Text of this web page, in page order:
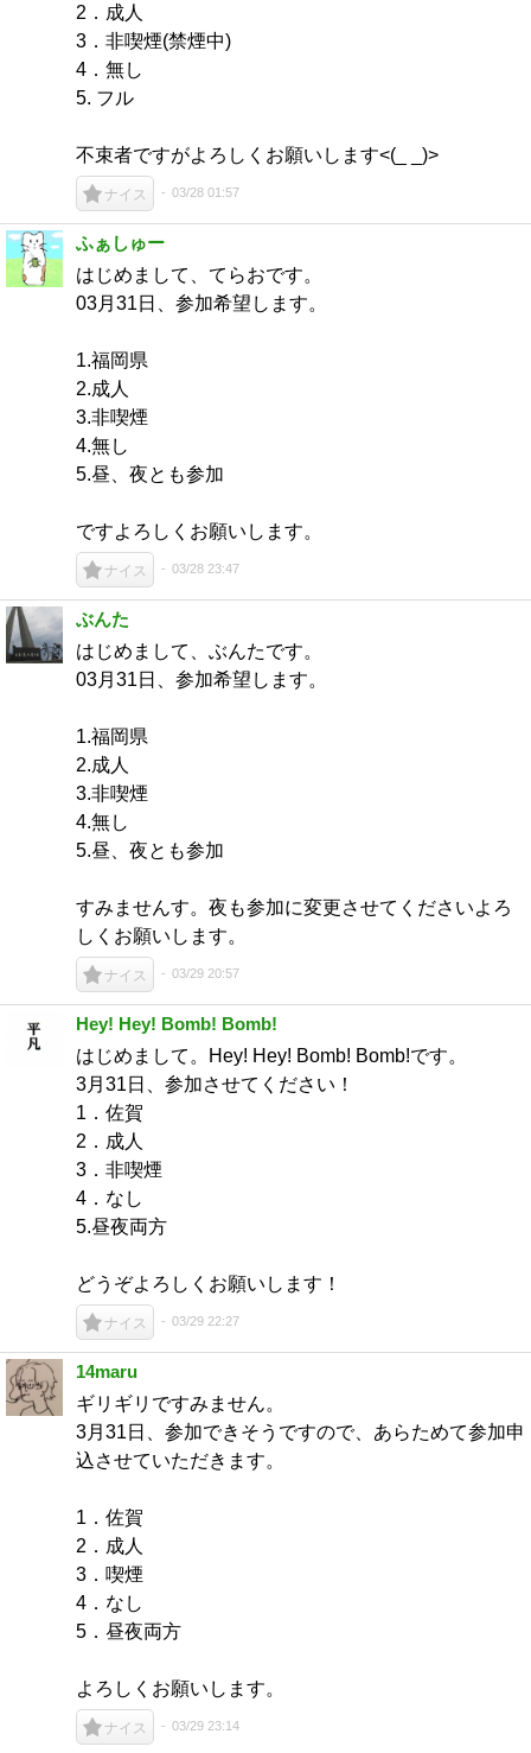
2．成人
3．非喫煙(禁煙中)
4．無し
5. フル
不束者ですがよろしくお願いします<(_ _)>
ナイス 03/28 01:57
ふぁしゅー
はじめまして、てらおです。
03月31日、参加希望します。
1.福岡県
2.成人
3.非喫煙
4.無し
5.昼、夜とも参加
ですよろしくお願いします。
ナイス 03/28 23:47
ぶんた
はじめまして、ぶんたです。
03月31日、参加希望します。
1.福岡県
2.成人
3.非喫煙
4.無し
5.昼、夜とも参加
すみませんす。夜も参加に変更させてくださいよろ
しくお願いします。
ナイス 03/29 20:57
Hey! Hey! Bomb! Bomb!
はじめまして。Hey! Hey! Bomb! Bomb!です。
3月31日、参加させてください！
1．佐賀
2．成人
3．非喫煙
4．なし
5.昼夜両方
どうぞよろしくお願いします！
ナイス 03/29 22:27
14maru
ギリギリですみません。
3月31日、参加できそうですので、あらためて参加申
込させていただきます。
1．佐賀
2．成人
3．喫煙
4．なし
5．昼夜両方
よろしくお願いします。
ナイス 03/29 23:14